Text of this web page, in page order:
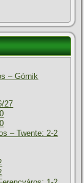
– Górnik
27
– Twente: 2-2